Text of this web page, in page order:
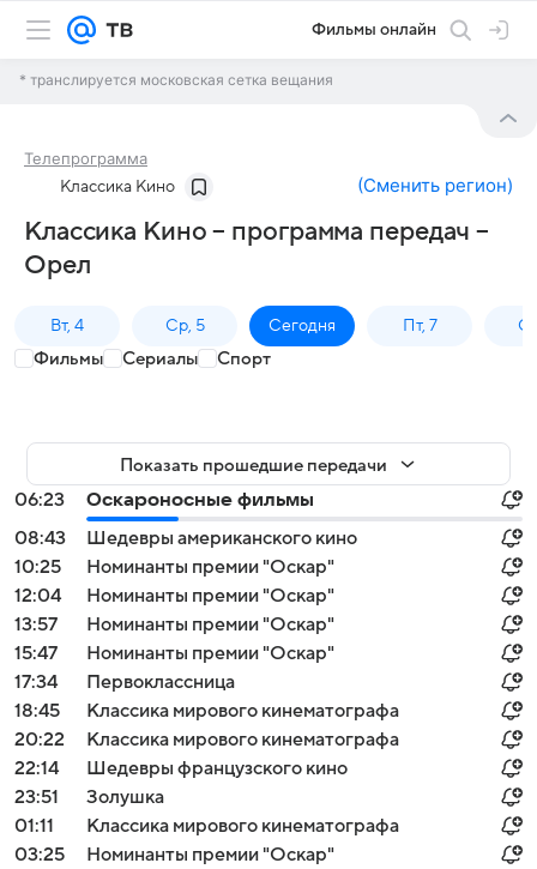
Фильмы онлайн
* транслируется московская сетка вещания
Телепрограмма
Классика Кино (Сменить регион)
Классика Кино – программа передач –
Орел
Вт, 4 Ср, 5 Сегодня Пт, 7
Фильмы Сериалы Спорт
Показать прошедшие передачи
06:23
Оскароносные фильмы
08:43
Шедевры американского кино
10:25
Номинанты премии "Оскар"
12:04
Номинанты премии "Оскар"
13:57
Номинанты премии "Оскар"
15:47
Номинанты премии "Оскар"
17:34
Первоклассница
18:45
Классика мирового кинематографа
20:22
Классика мирового кинематографа
22:14
Шедевры французского кино
23:51
Золушка
01:11
Классика мирового кинематографа
03:25
Номинанты премии "Оскар"